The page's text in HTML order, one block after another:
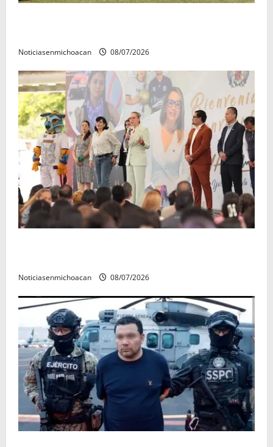
Noticiasenmichoacan 08/07/2026
Noticiasenmichoacan 08/07/2026